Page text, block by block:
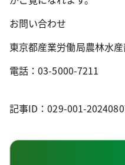
お問い合わせ
東京都産業労働局農林水
電話：03-5000-7211
記事ID：029-001-